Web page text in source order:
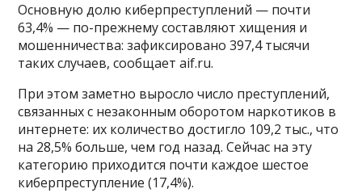
Основную долю киберпреступлений — почти
63,4% — по-прежнему составляют хищения и
мошенничества: зафиксировано 397,4 тысячи
таких случаев, сообщает aif.ru.
При этом заметно выросло число преступлений,
связанных с незаконным оборотом наркотиков в
интернете: их количество достигло 109,2 тыс., что
на 28,5% больше, чем год назад. Сейчас на эту
категорию приходится почти каждое шестое
киберпреступление (17,4%).